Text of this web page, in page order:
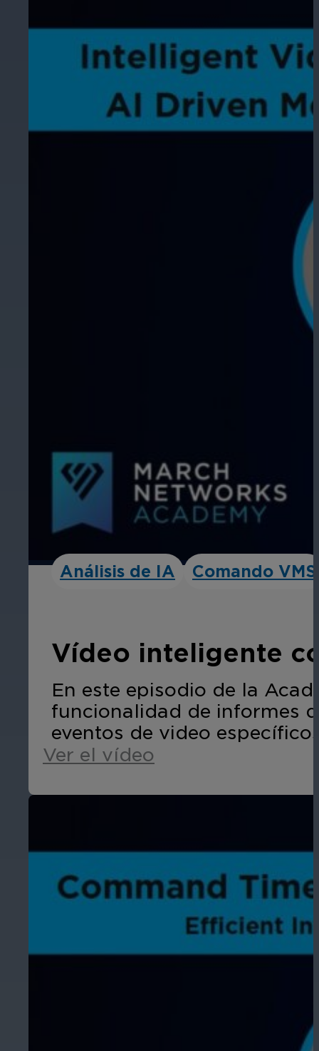
Análisis de IA Comando VMS
Vídeo inteligente
En este episodio de la
funcionalidad de informes
eventos de video
Ver el vídeo